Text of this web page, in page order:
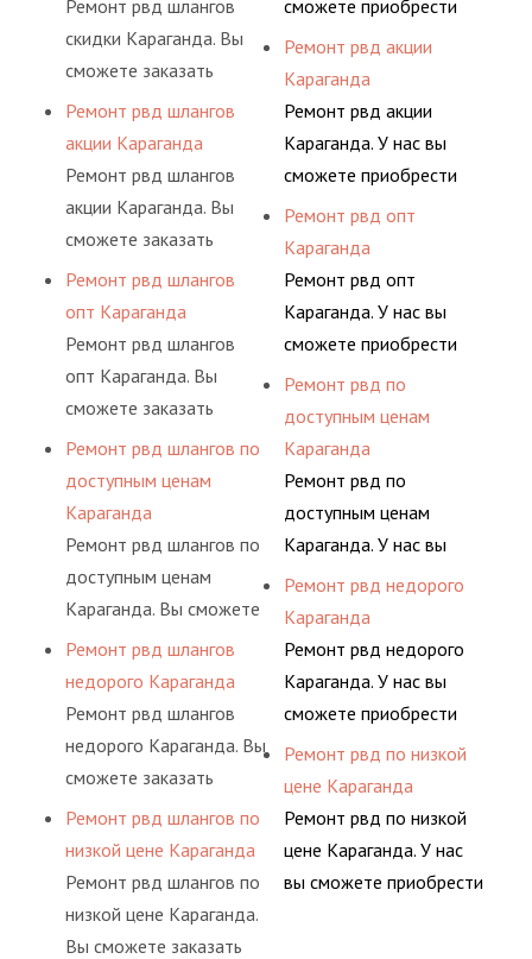
долговременного
комплексного
гидросистем Вашего
предприятия.
Ремонт рвд шлангов
скидки Караганда. Вы
сможете заказать
сервис РВД на разовой
основе либо на
условиях
долговременного
комплексного
гидросистем Вашего
предприятия.
Ремонт рвд шлангов
акции Караганда
Ремонт рвд шлангов
акции Караганда. Вы
сможете заказать
сервис РВД на разовой
основе либо на
условиях
долговременного
комплексного
гидросистем Вашего
предприятия.
Ремонт рвд шлангов
опт Караганда
Ремонт рвд шлангов
опт Караганда. Вы
сможете заказать
сервис РВД на разовой
основе либо на
условиях
долговременного
комплексного
обслуживания
предприятия.
Ремонт рвд шлангов по
доступным ценам
Караганда
Ремонт рвд шлангов по
доступным ценам
Караганда. Вы сможете
заказать сервис РВД на
разовой основе либо на
условиях
долговременного
комплексного
гидросистем Вашего
предприятия.
Ремонт рвд шлангов
недорого Караганда
Ремонт рвд шлангов
недорого Караганда. Вы
сможете заказать
сервис РВД на разовой
основе либо на
условиях
долговременного
комплексного
Ремонт рвд шлангов по
низкой цене Караганда
Ремонт рвд шлангов по
низкой цене Караганда.
Вы сможете заказать
сложную задачу.
давления. Ремонт
шлангов производится
высококвалифицирован
ными спецами, которые
помогут решить любую
сложную задачу.
сможете приобрести
рукав с разными
фитингами и
комплектующими,
АДЫМ Инжиниринг
предлагает ремонт
давления. Ремонт
шлангов производится
высококвалифицирован
ными спецами, которые
помогут решить любую
сложную задачу.
Ремонт рвд акции
Караганда
Ремонт рвд акции
Караганда. У нас вы
сможете приобрести
рукав с разными
фитингами и
комплектующими,
АДЫМ Инжиниринг
предлагает ремонт
давления. Ремонт
шлангов производится
высококвалифицирован
ными спецами, которые
помогут решить любую
сложную задачу.
Ремонт рвд опт
Караганда
Ремонт рвд опт
Караганда. У нас вы
сможете приобрести
рукав с разными
фитингами и
комплектующими,
АДЫМ Инжиниринг
предлагает ремонт
шлангов высокого
шлангов производится
высококвалифицирован
ными спецами, которые
помогут решить любую
сложную задачу.
Ремонт рвд по
доступным ценам
Караганда
Ремонт рвд по
доступным ценам
Караганда. У нас вы
сможете приобрести
рукав с разными
фитингами и
комплектующими,
АДЫМ Инжиниринг
шлангов высокого
давления. Ремонт
шлангов производится
высококвалифицирован
ными спецами, которые
Ремонт рвд недорого
Караганда
Ремонт рвд недорого
Караганда. У нас вы
сможете приобрести
рукав с разными
фитингами и
комплектующими,
АДЫМ Инжиниринг
предлагает ремонт
Ремонт рвд по низкой
цене Караганда
Ремонт рвд по низкой
цене Караганда. У нас
вы сможете приобрести